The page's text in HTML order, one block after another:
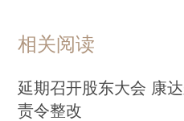
相关阅读
延期召开股东大会 康
责令整改